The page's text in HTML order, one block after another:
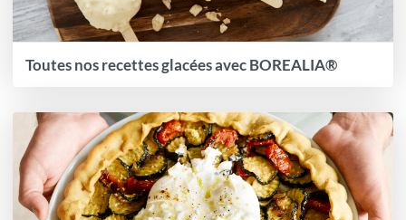
Toutes nos recettes glacées avec BOREALIA®